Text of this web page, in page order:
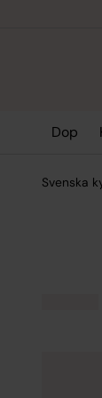
Dop
Svenska